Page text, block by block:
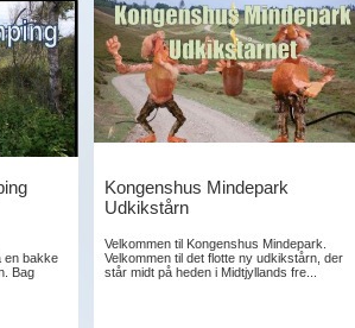
en bakke
Bag
Kongenshus Mindepark
Udkikstårn
Velkommen til Kongenshus Mindepark.
Velkommen til det flotte ny udkikstårn, der
står midt på heden i Midtjyllands fre...